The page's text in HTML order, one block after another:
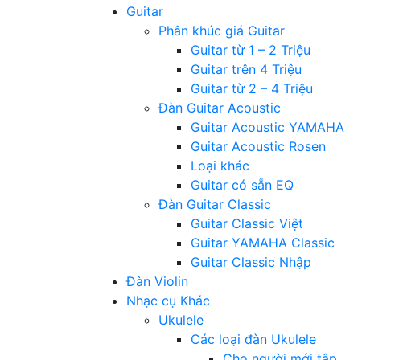
Guitar
Phân khúc giá Guitar
Guitar từ 1 – 2 Triệu
Guitar trên 4 Triệu
Guitar từ 2 – 4 Triệu
Đàn Guitar Acoustic
Guitar Acoustic YAMAHA
Guitar Acoustic Rosen
Loại khác
Guitar có sẵn EQ
Đàn Guitar Classic
Guitar Classic Việt
Guitar YAMAHA Classic
Guitar Classic Nhập
Đàn Violin
Nhạc cụ Khác
Ukulele
Các loại đàn Ukulele